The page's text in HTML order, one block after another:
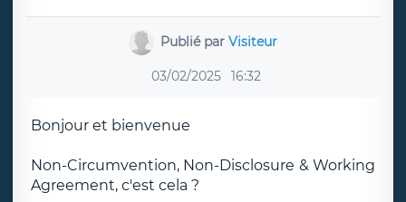
Publié parVisiteur
03/02/2025 16:32
Bonjour et bienvenue
Non-Circumvention, Non-Disclosure & Working
Agreement, c'est cela ?